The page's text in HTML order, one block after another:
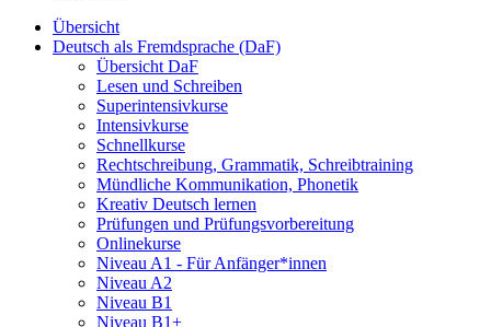
Übersicht
Deutsch als Fremdsprache (DaF)
Übersicht DaF
Lesen und Schreiben
Superintensivkurse
Intensivkurse
Schnellkurse
Rechtschreibung, Grammatik, Schreibtraining
Mündliche Kommunikation, Phonetik
Kreativ Deutsch lernen
Prüfungen und Prüfungsvorbereitung
Onlinekurse
Niveau A1 - Für Anfänger*innen
Niveau A2
Niveau B1
Niveau B1+